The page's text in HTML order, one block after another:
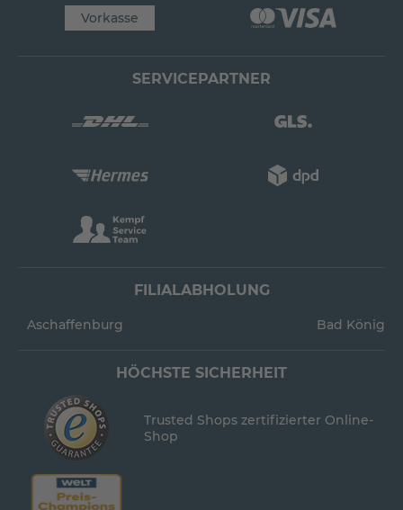
Vorkasse
SERVICEPARTNER
FILIALABHOLUNG
Aschaffenburg Bad König
HÖCHSTE SICHERHEIT
Trusted Shops zertifizierter Online-
Shop